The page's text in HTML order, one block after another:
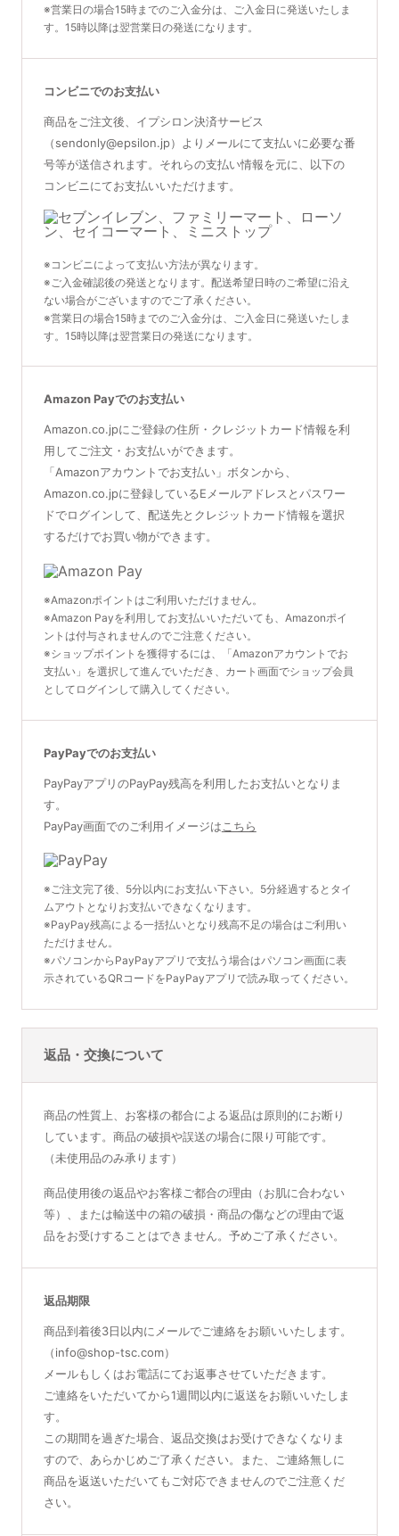
※営業日の場合15時までのご入金分は、ご入金日に発送いたしま
す。15時以降は翌営業日の発送になります。
コンビニでのお支払い
商品をご注文後、イプシロン決済サービス
（sendonly@epsilon.jp）よりメールにて支払いに必要な番
号等が送信されます。それらの支払い情報を元に、以下の
コンビニにてお支払いいただけます。
※コンビニによって支払い方法が異なります。
※ご入金確認後の発送となります。配送希望日時のご希望に沿え
ない場合がございますのでご了承ください。
※営業日の場合15時までのご入金分は、ご入金日に発送いたしま
す。15時以降は翌営業日の発送になります。
Amazon Payでのお支払い
Amazon.co.jpにご登録の住所・クレジットカード情報を利
用してご注文・お支払いができます。
「Amazonアカウントでお支払い」ボタンから、
Amazon.co.jpに登録しているEメールアドレスとパスワー
ドでログインして、配送先とクレジットカード情報を選択
するだけでお買い物ができます。
※Amazonポイントはご利用いただけません。
※Amazon Payを利用してお支払いいただいても、Amazonポイ
ントは付与されませんのでご注意ください。
※ショップポイントを獲得するには、「Amazonアカウントでお
支払い」を選択して進んでいただき、カート画面でショップ会員
としてログインして購入してください。
PayPayでのお支払い
PayPayアプリのPayPay残高を利用したお支払いとなりま
す。
PayPay画面でのご利用イメージは こちら
※ご注文完了後、5分以内にお支払い下さい。5分経過するとタイ
ムアウトとなりお支払いできなくなります。
※PayPay残高による一括払いとなり残高不足の場合はご利用い
ただけません。
※パソコンからPayPayアプリで支払う場合はパソコン画面に表
示されているQRコードをPayPayアプリで読み取ってください。
返品・交換について
商品の性質上、お客様の都合による返品は原則的にお断り
しています。商品の破損や誤送の場合に限り可能です。
（未使用品のみ承ります）
商品使用後の返品やお客様ご都合の理由（お肌に合わない
等）、または輸送中の箱の破損・商品の傷などの理由で返
品をお受けすることはできません。予めご了承ください。
返品期限
商品到着後3日以内にメールでご連絡をお願いいたします。
（info@shop-tsc.com）
メールもしくはお電話にてお返事させていただきます。
ご連絡をいただいてから1週間以内に返送をお願いいたしま
す。
この期間を過ぎた場合、返品交換はお受けできなくなりま
すので、あらかじめご了承ください。また、ご連絡無しに
商品を返送いただいてもご対応できませんのでご注意くだ
さい。